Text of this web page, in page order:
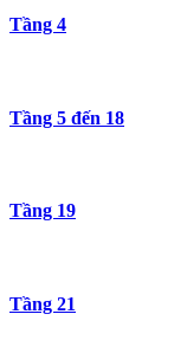
Tầng 4
Tầng 5 đến 18
Tầng 19
Tầng 21